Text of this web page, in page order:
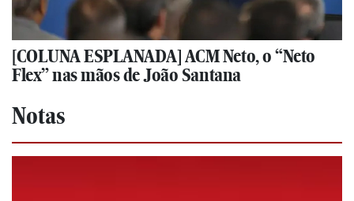
[COLUNA ESPLANADA] ACM Neto, o “Neto
Flex” nas mãos de João Santana
Notas